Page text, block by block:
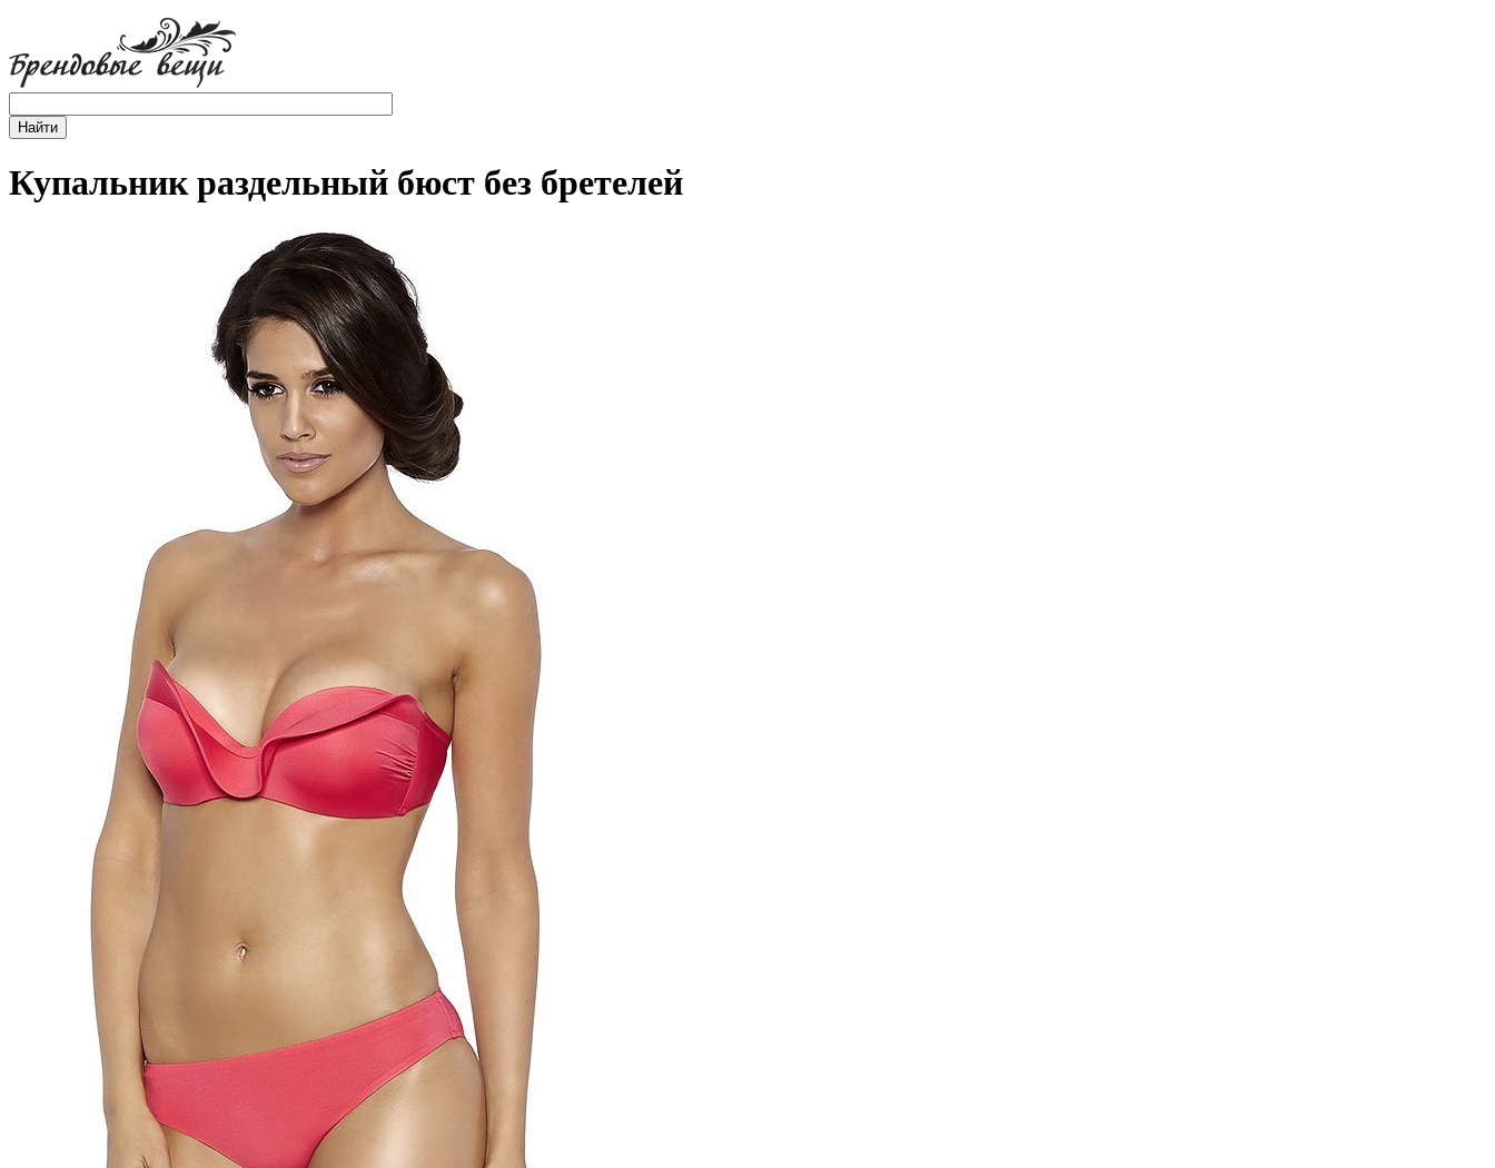
Купальник раздельный бюст без бретелей